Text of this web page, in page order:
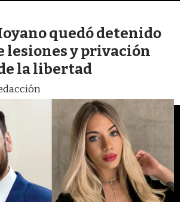
quedó detenido
lesiones y privación
la libertad